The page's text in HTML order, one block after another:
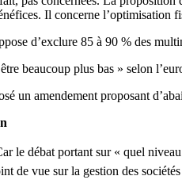
Il concerne l’optimisation
d’exclure 85 à 90 % des
beaucoup plus bas » selon
un amendement proposant
le débat portant sur « quel
de vue sur la gestion des